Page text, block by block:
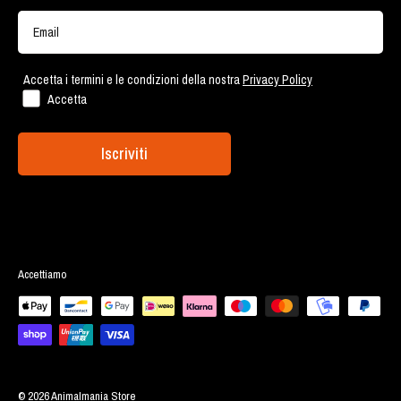
Account Cliente
Lavora con noi
Via Canale della Lingua, 124 - Roma
Accetta i termini e le condizioni della nostraPrivacy Policy
Accetta
Iscriviti
Accettiamo
© 2026 Animalmania Store